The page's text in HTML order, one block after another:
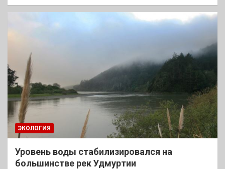
ЭКОЛОГИЯ
Уровень воды стабилизировался на
большинстве рек Удмуртии